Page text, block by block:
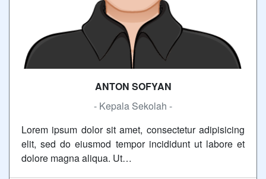
ANTON SOFYAN
- Kepala Sekolah -
Lorem ipsum dolor sit amet, consectetur adipisicing
elit, sed do eiusmod tempor incididunt ut labore et
dolore magna aliqua. Ut…